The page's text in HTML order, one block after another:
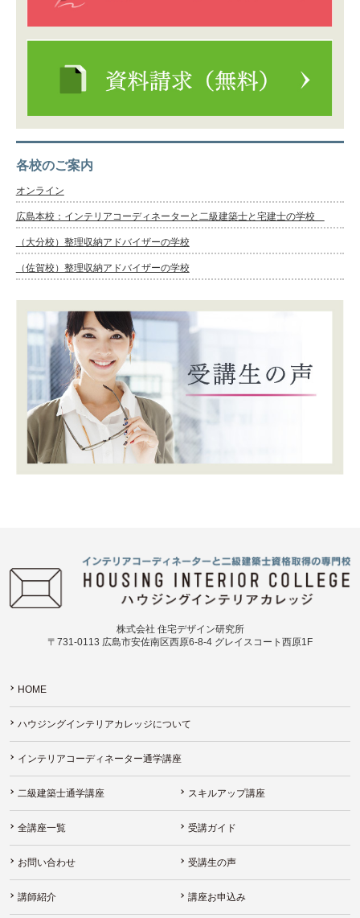
各校のご案内
オンライン
広島本校：インテリアコーディネーターと二級建築士と宅建士の学校
（大分校）整理収納アドバイザーの学校
（佐賀校）整理収納アドバイザーの学校
株式会社 住宅デザイン研究所
〒731-0113 広島市安佐南区西原6-8-4 グレイスコート西原1F
HOME
ハウジングインテリアカレッジについて
インテリアコーディネーター通学講座
二級建築士通学講座 スキルアップ講座
全講座一覧 受講ガイド
お問い合わせ 受講生の声
講師紹介 講座お申込み